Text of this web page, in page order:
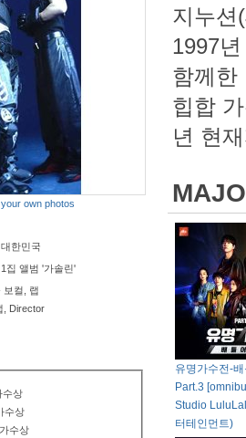
own photos
한민국
집 앨범 '가솔린'
보컬, 랩
, Director
수상
수상
수상
지누션
1997
함께한
힙합
년 현
유명가수전-
Part.3
Studio
터테인먼트)